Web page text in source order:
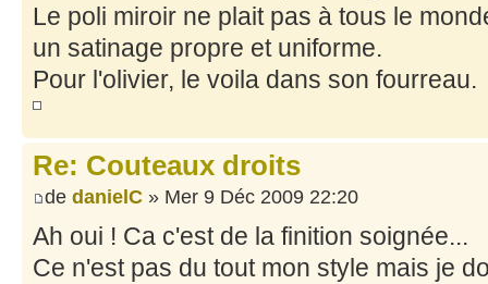
Le poli miroir ne plait pas à tous le
un satinage propre et uniforme.
Pour l'olivier, le voila dans son fourreau.
Re: Couteaux droits
de danielC » Mer 9 Déc 2009 22:20
Ah oui ! Ca c'est de la finition soignée...
Ce n'est pas du tout mon style mais je